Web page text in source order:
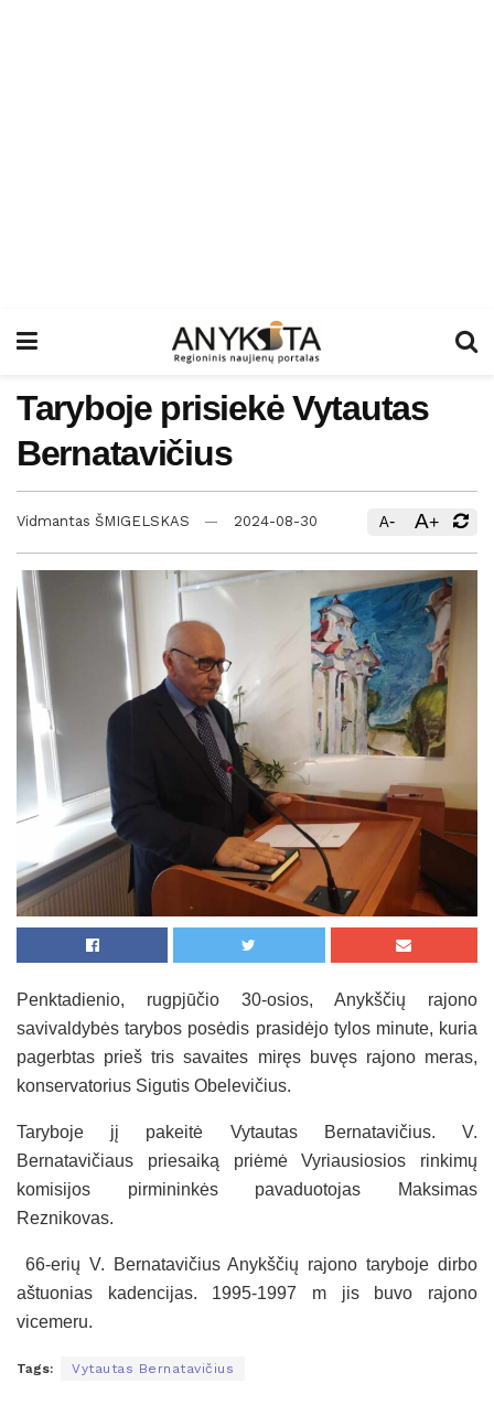
Taryboje prisiekė Vytautas
Bernatavičius
Vidmantas ŠMIGELSKAS 2024-08-30 A- A+
Penktadienio, rugpjūčio 30-osios, Anykščių rajono
savivaldybės tarybos posėdis prasidėjo tylos minute, kuria
pagerbtas prieš tris savaites miręs buvęs rajono meras,
konservatorius Sigutis Obelevičius.
Taryboje jį pakeitė Vytautas Bernatavičius. V.
Bernatavičiaus priesaiką priėmė Vyriausiosios rinkimų
komisijos pirmininkės pavaduotojas Maksimas
Reznikovas.
66-erių V. Bernatavičius Anykščių rajono taryboje dirbo
aštuonias kadencijas. 1995-1997 m jis buvo rajono
vicemeru.
Tags: Vytautas Bernatavičius